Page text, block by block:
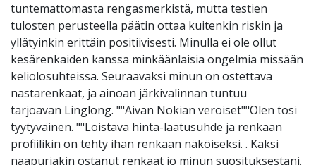
tuntemattomasta rengasmerkistä, mutta testien
tulosten perusteella päätin ottaa kuitenkin riskin ja
yllätyinkin erittäin positiivisesti. Minulla ei ole ollut
kesärenkaiden kanssa minkäänlaisia ongelmia missään
keliolosuhteissa. Seuraavaksi minun on ostettava
nastarenkaat, ja ainoan järkivalinnan tuntuu
tarjoavan Linglong. ""Aivan Nokian veroiset""Olen tosi
tyytyväinen. ""Loistava hinta-laatusuhde ja renkaan
profiilikin on tehty ihan renkaan näköiseksi. . Kaksi
naapuriakin ostanut renkaat jo minun suosituksestani.